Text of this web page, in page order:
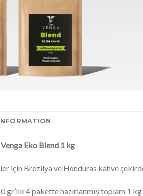
Eko Blend 1 kg
için Brezilya ve Honduras kahve
4 pakette hazırlanmış toplam 1